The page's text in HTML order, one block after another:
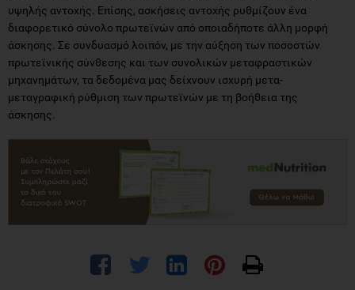
υψηλής αντοχής. Επίσης, ασκήσεις αντοχής ρυθμίζουν ένα
διαφορετικό σύνολο πρωτεϊνών από οποιαδήποτε άλλη μορφή
άσκησης. Σε συνδυασμό λοιπόν, με την αύξηση των ποσοστών
πρωτεϊνικής σύνθεσης και των συνολικών μεταφραστικών
μηχανημάτων, τα δεδομένα μας δείχνουν ισχυρή μετα-
μεταγραφική ρύθμιση των πρωτεϊνών με τη βοήθεια της
άσκησης.